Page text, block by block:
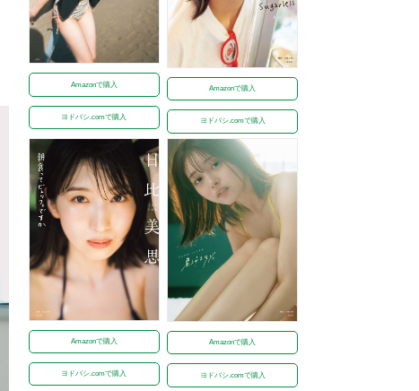
Amazonで購入
ヨドバシ.comで購入
Amazonで購入
ヨドバシ.comで購入
Amazonで購入
ヨドバシ.comで購入
Amazonで購入
ヨドバシ.comで購入